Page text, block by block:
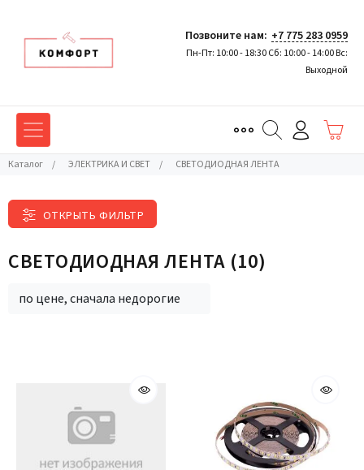
Позвоните нам: +7 775 283 0959
Пн-Пт: 10:00 - 18:30 Сб: 10:00 - 14:00 Вс:
Выходной
Каталог / ЭЛЕКТРИКА И СВЕТ / СВЕТОДИОДНАЯ ЛЕНТА
ОТКРЫТЬ ФИЛЬТР
СВЕТОДИОДНАЯ ЛЕНТА (10)
по цене, сначала недорогие